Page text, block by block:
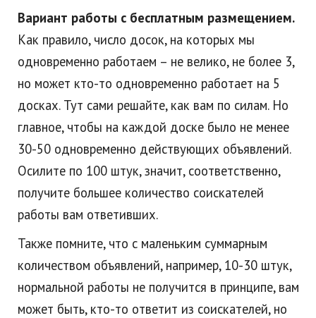
Вариант работы с бесплатным размещением.
Как правило, число досок, на которых мы
одновременно работаем – не велико, не более 3,
но может кто-то одновременно работает на 5
досках. Тут сами решайте, как вам по силам. Но
главное, чтобы на каждой доске было не менее
30-50 одновременно действующих объявлений.
Осилите по 100 штук, значит, соответственно,
получите большее количество соискателей
работы вам ответивших.
Также помните, что с маленьким суммарным
количеством объявлений, например, 10-30 штук,
нормальной работы не получится в принципе, вам
может быть, кто-то ответит из соискателей, но